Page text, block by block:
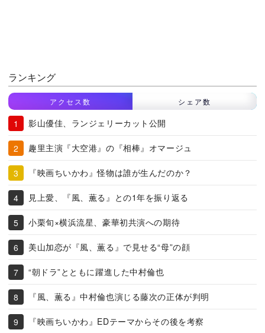
ランキング
アクセス数 シェア数
影山優佳、ランジェリーカット公開
趣里主演『大空港』の『相棒』オマージュ
『映画ちいかわ』怪物は誰が生んだのか？
見上愛、『風、薫る』との1年を振り返る
小栗旬×横浜流星、豪華初共演への期待
美山加恋が『風、薫る』で見せる“母”の顔
“朝ドラ”とともに躍進した中村倫也
『風、薫る』中村倫也演じる藤次の正体が判明
『映画ちいかわ』EDテーマからその後を考察